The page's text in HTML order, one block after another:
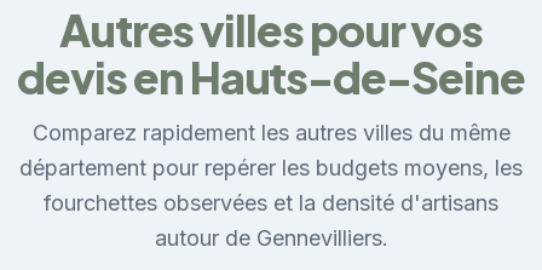
Autres villes pour vos
devis en Hauts-de-Seine
Comparez rapidement les autres villes du même
département pour repérer les budgets moyens, les
fourchettes observées et la densité d'artisans
autour de Gennevilliers.